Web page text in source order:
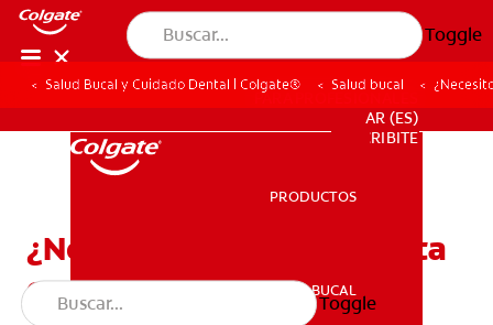
Toggle
SALUD BUCAL
PARA PROFESIONALES
AR (ES)
SUSCRIBITE
PRODUCTOS
SALUD BUCAL
Toggle
Salud Bucal y Cuidado Dental | Colgate® Salud bucal
¿Necesito un endodoncista
o un periodoncista?